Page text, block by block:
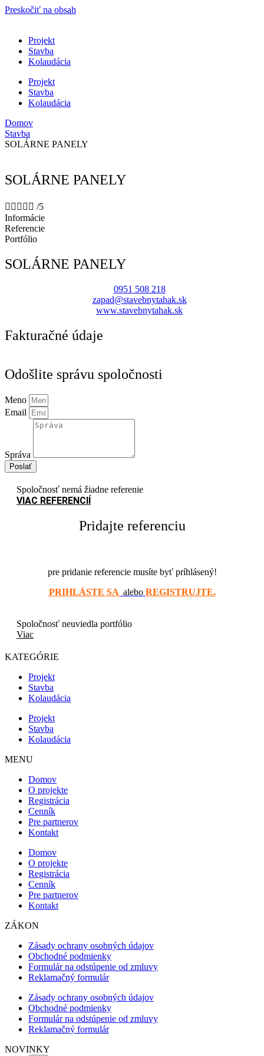
Preskočiť na obsah
Projekt
Stavba
Kolaudácia
Projekt
Stavba
Kolaudácia
Domov
Stavba
SOLÁRNE PANELY
SOLÁRNE PANELY
     /5
Informácie
Referencie
Portfólio
SOLÁRNE PANELY
0951 508 218
zapad@stavebnytahak.sk
www.stavebnytahak.sk
Fakturačné údaje
Odošlite správu spoločnosti
Meno
Email
Správa
Poslať
Spoločnosť nemá žiadne referenie
VIAC REFERENCIÍ
Pridajte referenciu
pre pridanie referencie musíte byť príhlásený!
PRIHLÁSTE SA alebo REGISTRUJTE.
Spoločnosť neuviedla portfólio
Viac
KATEGÓRIE
Projekt
Stavba
Kolaudácia
Projekt
Stavba
Kolaudácia
MENU
Domov
O projekte
Registrácia
Cenník
Pre partnerov
Kontakt
Domov
O projekte
Registrácia
Cenník
Pre partnerov
Kontakt
ZÁKON
Zásady ochrany osobných údajov
Obchodné podmienky
Formulár na odstúpenie od zmluvy
Reklamačný formulár
Zásady ochrany osobných údajov
Obchodné podmienky
Formulár na odstúpenie od zmluvy
Reklamačný formulár
NOVINKY